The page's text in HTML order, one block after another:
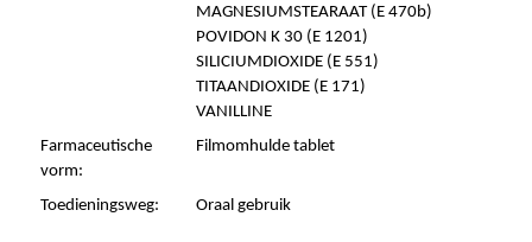
MAGNESIUMSTEARAAT (E 470b)
POVIDON K 30 (E 1201)
SILICIUMDIOXIDE (E 551)
TITAANDIOXIDE (E 171)
VANILLINE
Farmaceutische
vorm:
Filmomhulde tablet
Toedieningsweg: Oraal gebruik